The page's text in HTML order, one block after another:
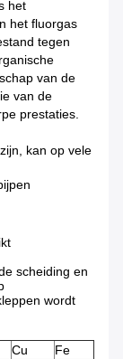
het
het fluorgas
tegen
van de
van de
prestaties.
kan op vele
scheiding en
wordt
Cu
Fe